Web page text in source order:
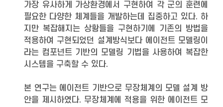
가장 유사하게 가상환경에서 구현하여 각 군의 훈련에
필요한 다양한 체계들을 개발하는데 집중하고 있다. 하
지만 복잡해지는 상황들을 구현하기에 기존의 방법을
적용하여 구현되었던 설계방식보다 에이전트 모델링이
라는 컴포넌트 기반의 모델링 기법을 사용하여 복잡한
시스템을 구축할 수 있다.
본 연구는 에이전트 기반으로 무장체계의 모델 설계 방
안을 제시하였다. 무장체계에 적용을 위한 에이전트 모